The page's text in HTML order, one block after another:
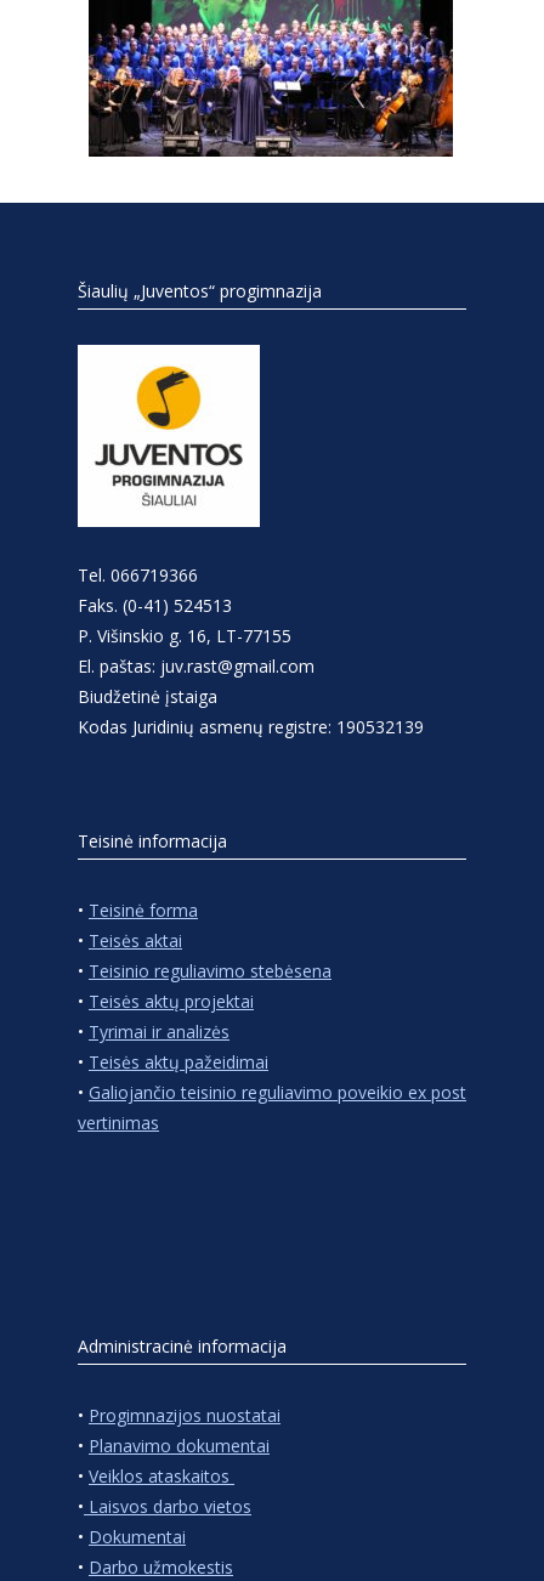
Šiaulių „Juventos“ progimnazija
Tel. 066719366
Faks. (0-41) 524513
P. Višinskio g. 16, LT-77155
El. paštas: juv.rast@gmail.com
Biudžetinė įstaiga
Kodas Juridinių asmenų registre: 190532139
Teisinė informacija
• Teisinė forma
• Teisės aktai
• Teisinio reguliavimo stebėsena
• Teisės aktų projektai
• Tyrimai ir analizės
• Teisės aktų pažeidimai
• Galiojančio teisinio reguliavimo poveikio ex post
vertinimas
Administracinė informacija
• Progimnazijos nuostatai
• Planavimo dokumentai
• Veiklos ataskaitos
• Laisvos darbo vietos
• Dokumentai
• Darbo užmokestis